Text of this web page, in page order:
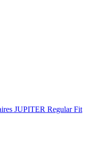
JUPITER Regular Fit